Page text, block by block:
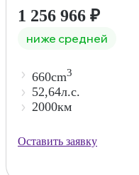
1 256 966 ₽
ниже средней
660cm3
52,64л.с.
2000км
Оставить заявку